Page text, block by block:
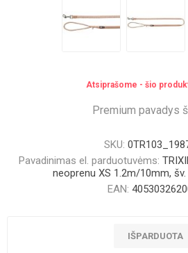
Atsiprašome - šio
Premium pavadys
SKU:
Pavadinimas el. parduotuvėms:
neoprenu XS 1.2m/10mm,
EAN:
IŠPARDUOTA